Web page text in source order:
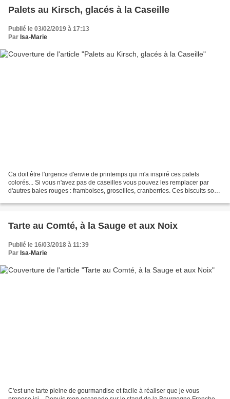
Palets au Kirsch, glacés à la Caseille
Publié le 03/02/2019 à 17:13
Par Isa-Marie
Ca doit être l'urgence d'envie de printemps qui m'a inspiré ces palets
colorés... Si vous n'avez pas de caseilles vous pouvez les remplacer par
d'autres baies rouges : framboises, groseilles, cranberries. Ces biscuits sont
Tarte au Comté, à la Sauge et aux Noix
Publié le 16/03/2018 à 11:39
Par Isa-Marie
C'est une tarte pleine de gourmandise et facile à réaliser que je vous